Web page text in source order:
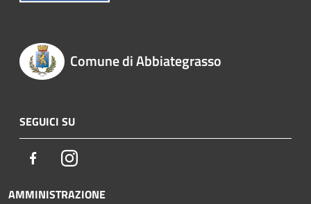
Comune di Abbiategrasso
SEGUICI SU
FacebookInstagram
AMMINISTRAZIONE